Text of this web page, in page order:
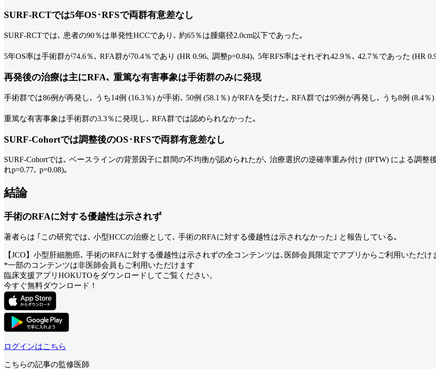
SURF-RCTでは5年OS･RFSで両群有意差なし
SURF-RCTでは､ 患者の90％は単発性HCCであり､ 約65％は腫瘍径2.0cm以下であった｡
5年OS率は手術群が74.6％､ RFA群が70.4％であり (HR 0.96､ 調整p=0.84)､ 5年RFS率はそれぞれ42.9％､ 42.7％であった (HR
再発後の治療は主にRFA､ 重篤な有害事象は手術群のみに発現
手術群では86例が再発し､ うち14例 (16.3％) が手術､ 50例 (58.1％) がRFAを受けた｡ RFA群では95例が再発し､ うち8例 (8.4％
重篤な有害事象は手術群の3.3％に発現し､ RFA群では認められなかった｡
SURF-Cohortでは調整後のOS･RFSで両群有意差なし
SURF-Cohortでは､ ベースラインの背景因子に群間の不均衡が認められたが､ 治療選択の逆確率重み付け (IPTW) による調整
れp=0.77､ p=0.08)｡
結論
手術のRFAに対する優越性は示されず
著者らは ｢この研究では､ 小型HCCの治療として､ 手術のRFAに対する優越性は示されなかった｣ と報告している｡
【JCO】小型肝細胞癌､ 手術のRFAに対する優越性は示されずの全コンテンツは､医師会員限定でアプリからご利用いただけ
*一部のコンテンツは非医師会員もご利用いただけます
臨床支援アプリHOKUTOをダウンロードしてご覧ください。
今すぐ無料ダウンロード！
ログインはこちら
こちらの記事の監修医師